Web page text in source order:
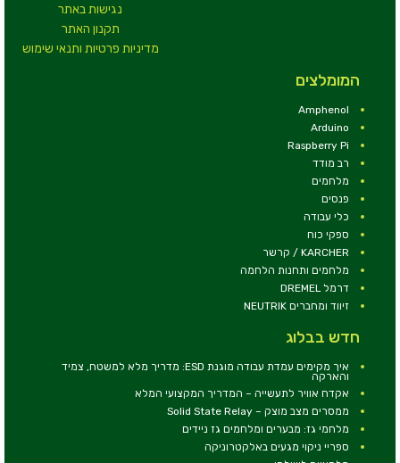
נגישות באתר
תקנון האתר
מדיניות פרטיות ותנאי שימוש
המומלצים
Amphenol
Arduino
Raspberry Pi
רב מודד
מלחמים
פנסים
כלי עבודה
ספקי כוח
KARCHER / קרשר
מלחמים ותחנות הלחמה
דרמל DREMEL
זיווד ומחברים NEUTRIK
חדש בבלוג
איך מקימים עמדת עבודה מוגנת ESD: מדריך מלא למשטח, צמיד
והארקה
אקדח אוויר לתעשייה – המדריך המקצועי המלא
ממסרים מצב מוצק – Solid State Relay
מלחמי גז: מבערים ומלחמים גז ניידים
ספריי ניקוי מגעים באלקטרוניקה